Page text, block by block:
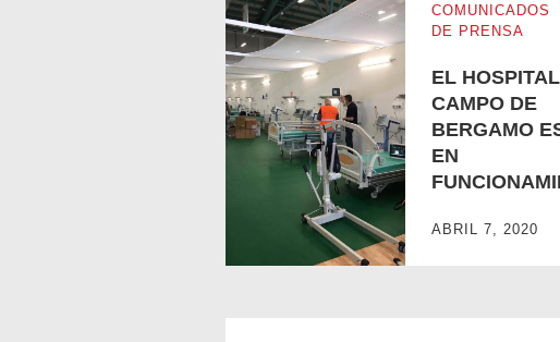
EL HOSPITAL DE CAMPO DE
COMUNICADOS
DE PRENSA
EL
CAMPO DE
BERGAMO
EN
ABRIL 7, 2020